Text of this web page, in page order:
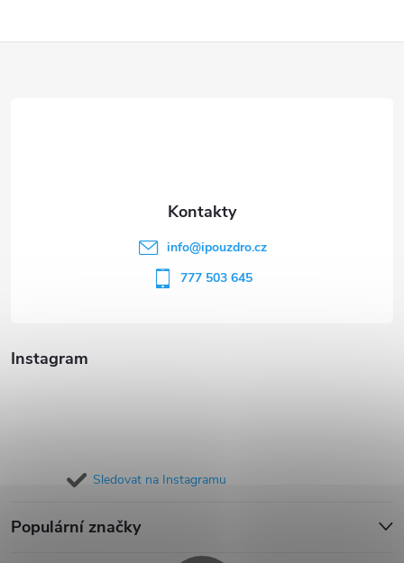
Instagram
Sledovat na Instagramu
Populární značky
info@ipouzdro.cz
777 503 645